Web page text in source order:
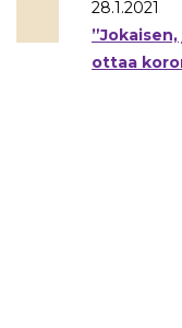
28.1.2021
ottaa